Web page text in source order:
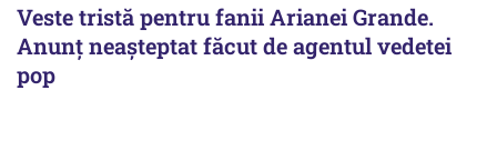
Veste tristă pentru fanii Arianei Grande.
Anunț neașteptat făcut de agentul vedetei
pop